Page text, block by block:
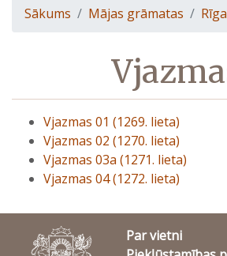
Sākums Mājas grāmatas
Vjazmas 01 (1269. lieta)
Vjazmas 02 (1270. lieta)
Vjazmas 03a (1271. lieta)
Vjazmas 04 (1272. lieta)
Par vietni